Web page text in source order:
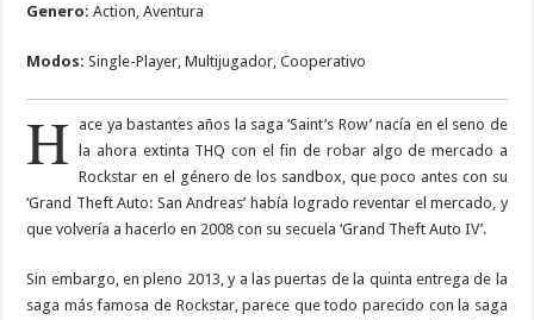
Genero: Action, Aventura
Modos: Single-Player, Multijugador, Cooperativo
H
ace ya bastantes años la saga ‘Saint’s Row’ nacía en el seno de
la ahora extinta THQ con el fin de robar algo de mercado a
Rockstar en el género de los sandbox, que poco antes con su
‘Grand Theft Auto: San Andreas’ había logrado reventar el mercado, y
que volvería a hacerlo en 2008 con su secuela ‘Grand Theft Auto IV’.
Sin embargo, en pleno 2013, y a las puertas de la quinta entrega de la
saga más famosa de Rockstar, parece que todo parecido con la saga